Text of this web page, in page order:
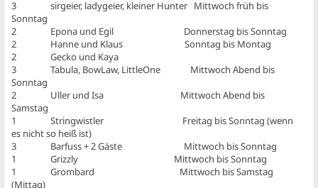
3 sirgeier, ladygeier, kleiner Hunter Mittwoch früh bis
Sonntag
2 Epona und Egil Donnerstag bis Sonntag
2 Hanne und Klaus Sonntag bis Montag
2 Gecko und Kaya
3 Tabula, BowLaw, LittleOne Mittwoch Abend bis
Sonntag
2 Uller und Isa Mittwoch Abend bis
Samstag
1 Stringwistler Freitag bis Sonntag (wenn
es nicht so heiß ist)
3 Barfuss + 2 Gäste Mittwoch bis Sonntag
1 Grizzly Mittwoch bis Sonntag
1 Grombard Mittwoch bis Samstag
(Mittag)